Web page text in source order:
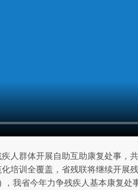
人群体开展自助互助康复处事，
培训全覆盖，省残联将继续开展
我省今年力争残疾人基本康复